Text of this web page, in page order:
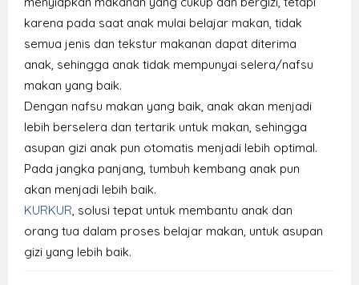
karena pada saat anak mulai belajar makan, tidak
semua jenis dan tekstur makanan dapat diterima
anak, sehingga anak tidak mempunyai selera/nafsu
makan yang baik.
Dengan nafsu makan yang baik, anak akan menjadi
lebih berselera dan tertarik untuk makan, sehingga
asupan gizi anak pun otomatis menjadi lebih optimal.
Pada jangka panjang, tumbuh kembang anak pun
akan menjadi lebih baik.
KURKUR, solusi tepat untuk membantu anak dan
orang tua dalam proses belajar makan, untuk asupan
gizi yang lebih baik.